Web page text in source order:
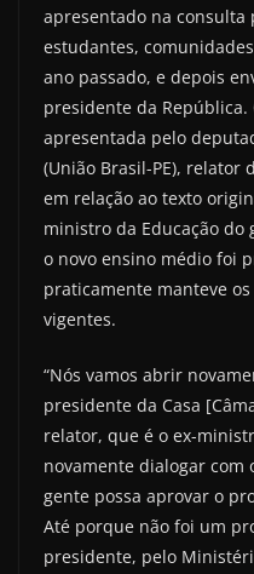
apresentado na consulta
estudantes,
ano passado, e depois
presidente da
apresentada pelo
(União Brasil-PE), relator
em relação ao texto
ministro da Educação
o novo ensino médio foi
praticamente manteve
vigentes.
“Nós vamos abrir
presidente da Casa
relator, que é o ex-
novamente dialogar com
gente possa aprovar o
Até porque não foi um
presidente, pelo